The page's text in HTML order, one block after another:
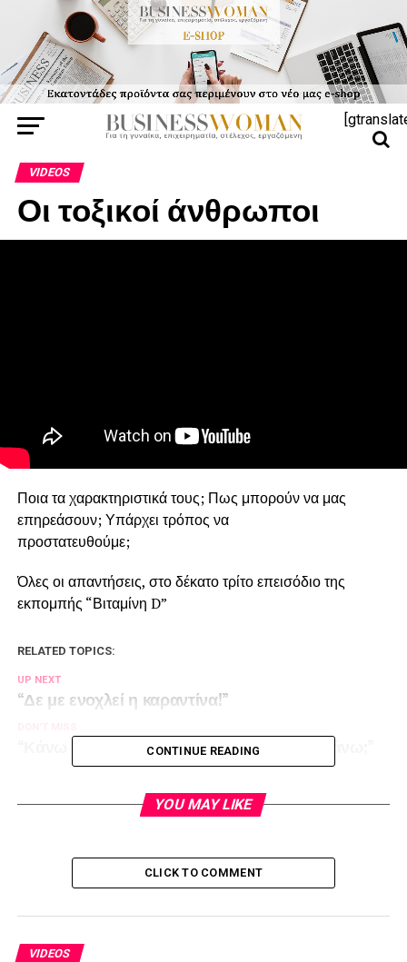
VIDEOS
Οι τοξικοί άνθρωποι
Ποια τα χαρακτηριστικά τους; Πως μπορούν να μας
επηρεάσουν; Υπάρχει τρόπος να
προστατευθούμε;
Όλες οι απαντήσεις, στο δέκατο τρίτο επεισόδιο της
εκπομπής “Βιταμίνη D”
RELATED TOPICS:
UP NEXT
“Δε με ενοχλεί η καραντίνα!”
“Κάνω τα πράγματα που όντως θέλω να κάνω;”
CONTINUE READING
YOU MAY LIKE
CLICK TO COMMENT
VIDEOS